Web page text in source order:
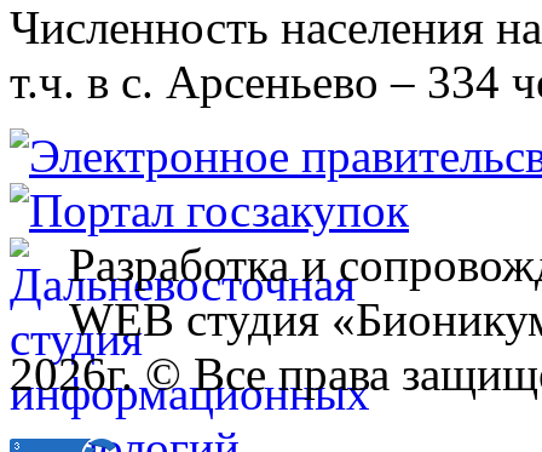
Численность населения
т.ч. в с. Арсеньево – 334
Разработка и
WEB студия
2026г. © Все права